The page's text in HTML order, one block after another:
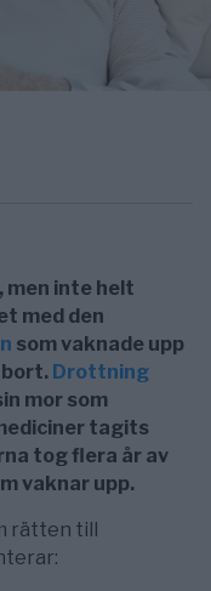
men inte helt
med den
som vaknade upp
bort. Drottning
mor som
tagits
tog flera år av
vaknar upp.
rätten till